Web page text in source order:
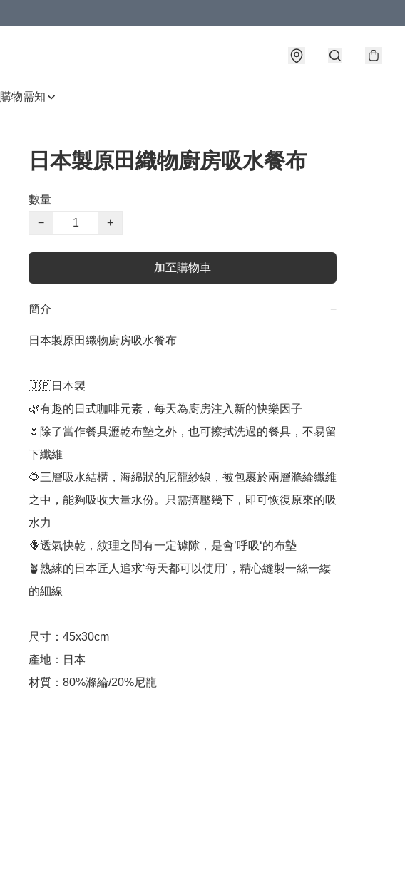
購物需知
日本製原田織物廚房吸水餐布
數量
−
+
加至購物車
簡介 −
日本製原田織物廚房吸水餐布
🇯🇵日本製
🌿有趣的日式咖啡元素，每天為廚房注入新的快樂因子
🌷除了當作餐具瀝乾布墊之外，也可擦拭洗過的餐具，不易留
下纖維
🌻三層吸水結構，海綿狀的尼龍紗線，被包裹於兩層滌綸纖維
之中，能夠吸收大量水份。只需擠壓幾下，即可恢復原來的吸
水力
🪻透氣快乾，紋理之間有一定罅隙，是會’呼吸‘的布墊
🪴熟練的日本匠人追求‘每天都可以使用’，精心縫製一絲一縷
的細線
尺寸：45x30cm
產地：日本
材質：80%滌綸/20%尼龍